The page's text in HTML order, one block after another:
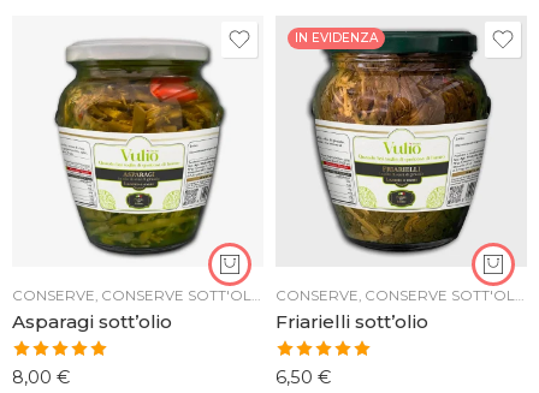
CONSERVE, CONSERVE SOTT'OLIO
Asparagi sott’olio
Valutato
8,00 €
IN EVIDENZA
CONSERVE, CONSERVE SOTT'OLIO
Friarielli sott’olio
Valutato
6,50 €